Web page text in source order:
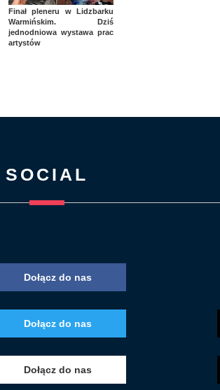
Finał pleneru w Lidzbarku
Warmińskim. Dziś
jednodniowa wystawa prac
artystów
SOCIAL
Dołącz do nas
Dołącz do nas
Dołącz do nas